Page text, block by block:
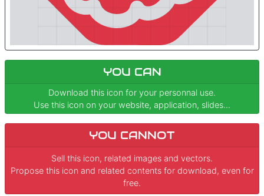
YOU CAN
Download this icon for your personnal use.
Use this icon on your website, application, slides...
YOU CANNOT
Sell this icon, related images and vectors.
Propose this icon and related contents for download, even for
free.